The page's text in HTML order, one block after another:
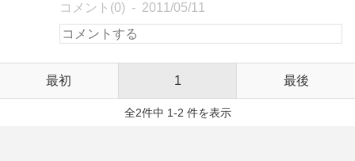
コメント(0) 2011/05/11
最初 1 最後
全2件中 1-2 件を表示